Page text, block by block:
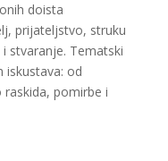
doista
prijateljstvo, struku
stvaranje. Tematski
iskustava: od
pomirbe i